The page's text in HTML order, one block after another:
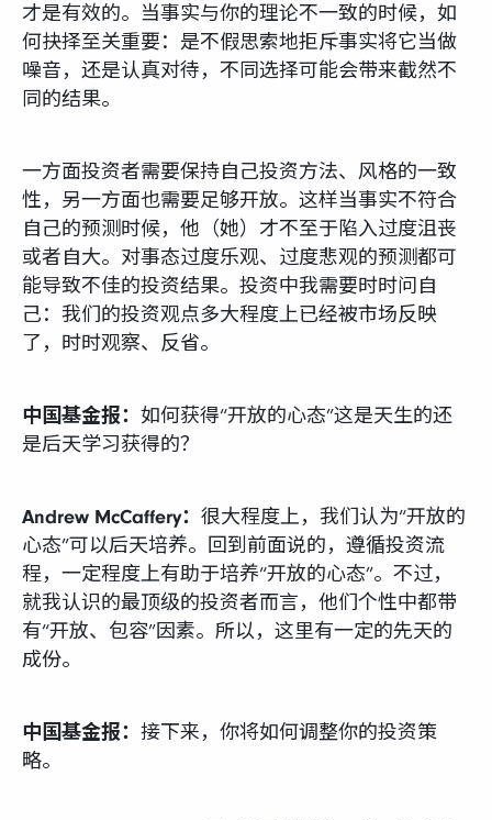
才是有效的。当事实与你的理论不一致的时候，如
何抉择至关重要：是不假思索地拒斥事实将它当做
噪音，还是认真对待，不同选择可能会带来截然不
同的结果。
一方面投资者需要保持自己投资方法、风格的一致
性，另一方面也需要足够开放。这样当事实不符合
自己的预测时候，他（她）才不至于陷入过度沮丧
或者自大。对事态过度乐观、过度悲观的预测都可
能导致不佳的投资结果。投资中我需要时时问自
己：我们的投资观点多大程度上已经被市场反映
了，时时观察、反省。
中国基金报： 如何获得“开放的心态”这是天生的还
是后天学习获得的？
Andrew McCaffery： 很大程度上，我们认为“开放的
心态”可以后天培养。回到前面说的，遵循投资流
程，一定程度上有助于培养“开放的心态”。不过，
就我认识的最顶级的投资者而言，他们个性中都带
有“开放、包容”因素。所以，这里有一定的先天的
成份。
中国基金报： 接下来，你将如何调整你的投资策
略。